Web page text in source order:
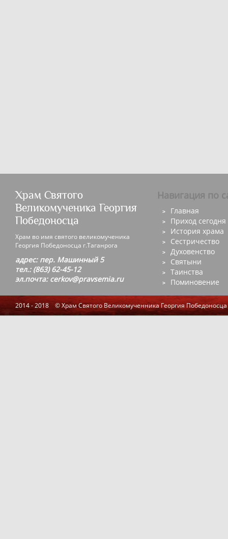
Храм Святого
Великомученика Георгия
Победоносца
Храм во имя святого великомученика
Георгия Победоносца г.Таганрога
адрес: пер. Машинный 5
тел.: (863) 62-45-12
эл.почта: cerkov@pravsemia.ru
Навигация по
Главная
Приход сегодня
История храма
Сестричество
Духовенство
Святыни
Таинства
Поминовение
2014 - 2018 © Храм Святого Великомученника Георгия Победоносца